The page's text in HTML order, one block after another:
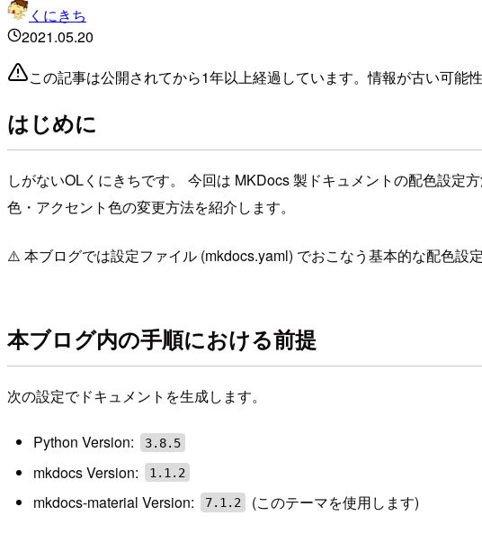
くにきち
2021.05.20
この記事は公開されてから1年以上経過しています。情報が古い可能
はじめに
しがないOLくにきちです。 今回は MKDocs 製ドキュメントの配色設定
色・アクセント色の変更方法を紹介します。
⚠️ 本ブログでは設定ファイル (mkdocs.yaml) でおこなう基本的な配色設
本ブログ内の手順における前提
次の設定でドキュメントを生成します。
Python Version: 3.8.5
mkdocs Version: 1.1.2
mkdocs-material Version: 7.1.2 (このテーマを使用します)